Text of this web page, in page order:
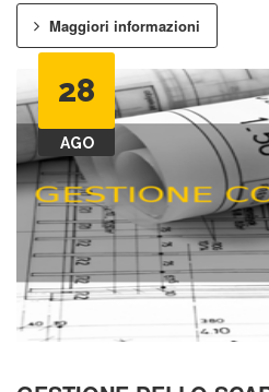
Maggiori informazioni
28
AGO